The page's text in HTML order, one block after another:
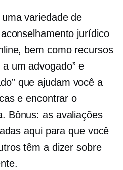
variedade de
jurídico
bem como recursos
um advogado” e
que ajudam você a
e encontrar o
Bônus: as avaliações
aqui para que você
têm a dizer sobre